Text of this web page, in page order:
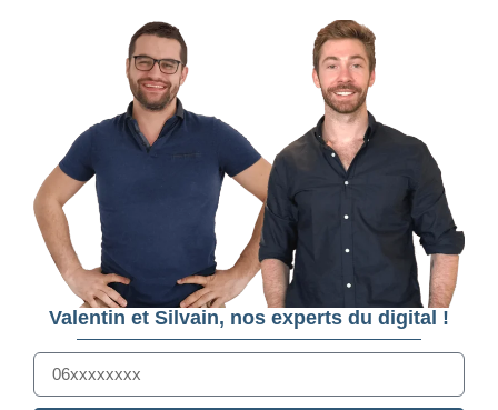
Valentin et Silvain, nos experts du digital !